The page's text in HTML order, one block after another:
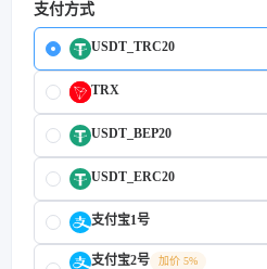
支付方式
USDT_TRC20
TRX
USDT_BEP20
USDT_ERC20
支付宝1号
支付宝2号
加价 5%